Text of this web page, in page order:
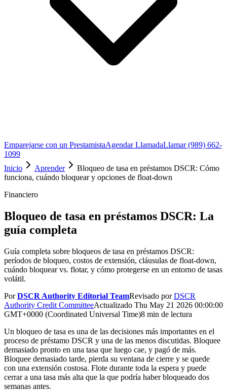
Emparejarse con un PrestamistaAgendar LlamadaLlamar (989) 662-
1099
Inicio
Aprender
Bloqueo de tasa en préstamos DSCR: Cómo
funciona, cuándo bloquear y opciones de float-down
Financiero
Bloqueo de tasa en préstamos DSCR: La
guía completa
Guía completa sobre bloqueos de tasa en préstamos DSCR:
períodos de bloqueo, costos de extensión, cláusulas de float-down,
cuándo bloquear vs. flotar, y cómo protegerse en un entorno de tasas
volátil.
PorDSCR Authority Editorial TeamRevisado porDSCR
Authority Credit CommitteeActualizado Thu May 21 2026 00:00:00
GMT+0000 (Coordinated Universal Time)8 min de lectura
Un bloqueo de tasa es una de las decisiones más importantes en el
proceso de préstamo DSCR y una de las menos discutidas. Bloquee
demasiado pronto en una tasa que luego cae, y pagó de más.
Bloquee demasiado tarde, pierda su ventana de cierre y se quede
con una extensión costosa. Flote durante toda la espera y puede
cerrar a una tasa más alta que la que podría haber bloqueado dos
semanas antes.